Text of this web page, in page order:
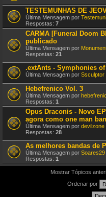
TESTEMUNHAS DE
Última Mensagem por
Respostas: 7
CARMA [Funeral Doom
publicado
Última Mensagem por
Respostas: 21
.extAnts - Symphonies of
Última Mensagem por Ssculptor
Hebefrenico Vol. 3
Última Mensagem por
Respostas: 1
Opus Draconis - Novo
agora como one man
Última Mensagem por devilzone
Respostas: 28
As melhores bandas de
Última Mensagem por Soares29
Respostas: 1
Mostrar Tópicos
Ordenar por